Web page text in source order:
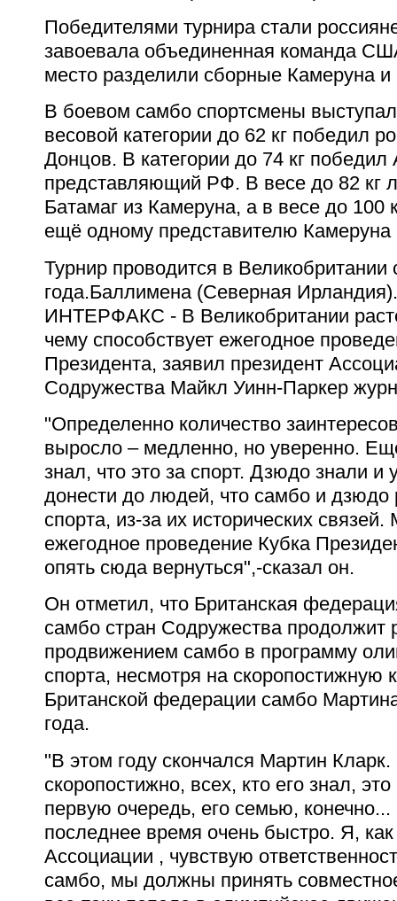
Победителями турнира стали
завоевала объединенная команда
место разделили сборные Камеруна
В боевом самбо спортсмены
весовой категории до 62 кг победил
Донцов. В категории до 74 кг
представляющий РФ. В весе до 82 кг
Батамаг из Камеруна, а в весе до 100
ещё одному представителю
Турнир проводится в Великобритании
года.Баллимена (Северная
ИНТЕРФАКС - В Великобритании
чему способствует ежегодное
Президента, заявил президент
Содружества Майкл Уинн-Паркер
"Определенно количество
выросло – медленно, но уверенно.
знал, что это за спорт. Дзюдо знали и
донести до людей, что самбо и
спорта, из-за их исторических
ежегодное проведение Кубка
опять сюда вернуться",-сказал он.
Он отметил, что Британская
самбо стран Содружества продолжит
продвижением самбо в программу
спорта, несмотря на скоропостижную
Британской федерации самбо
года.
"В этом году скончался Мартин
скоропостижно, всех, кто его знал,
первую очередь, его семью,
последнее время очень быстро. Я, как
Ассоциации , чувствую
самбо, мы должны принять